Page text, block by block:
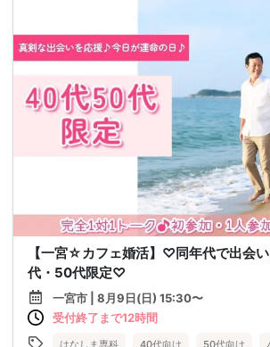
【一宮☆カフェ婚活】♡同年代で出会
代・50代限定♡
一宮市 | 8月9日(日) 15:30〜
受付終了まで12時間
はなしま専科 40代向け 50代向け